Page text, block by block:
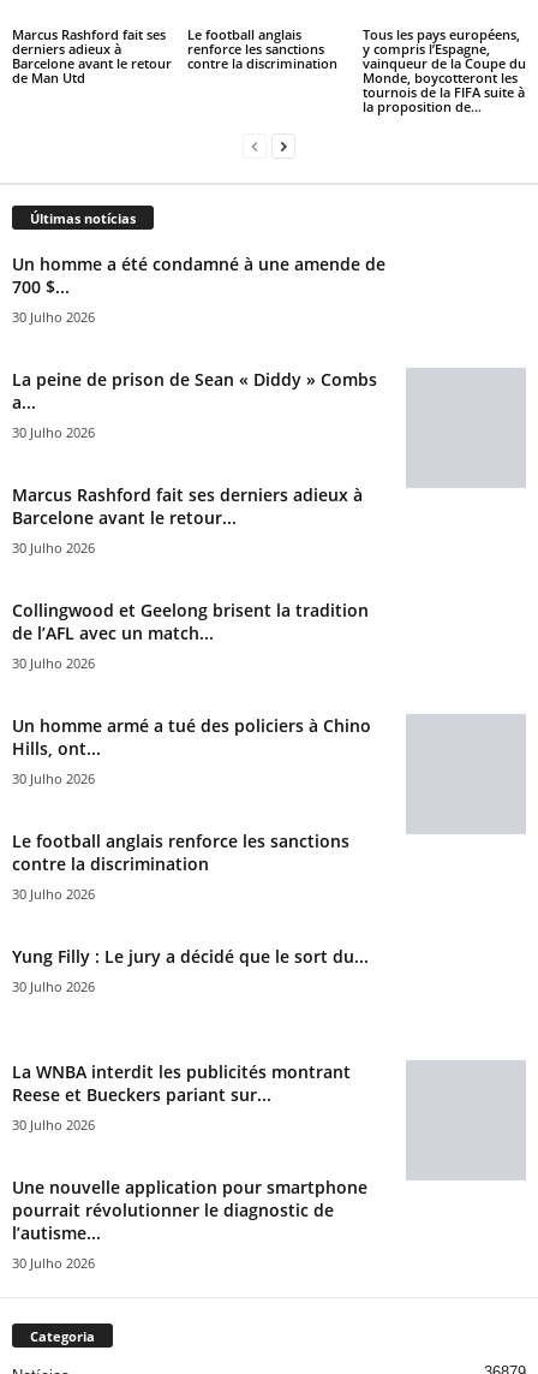
Marcus Rashford fait ses
derniers adieux à
Barcelone avant le retour
de Man Utd
Le football anglais
renforce les sanctions
contre la discrimination
Tous les pays européens,
y compris l’Espagne,
vainqueur de la Coupe du
Monde, boycotteront les
tournois de la FIFA suite à
la proposition de...
Últimas notícias
Un homme a été condamné à une amende de
700 $...
30 Julho 2026
La peine de prison de Sean « Diddy » Combs
a...
30 Julho 2026
Marcus Rashford fait ses derniers adieux à
Barcelone avant le retour...
30 Julho 2026
Collingwood et Geelong brisent la tradition
de l’AFL avec un match...
30 Julho 2026
Un homme armé a tué des policiers à Chino
Hills, ont...
30 Julho 2026
Le football anglais renforce les sanctions
contre la discrimination
30 Julho 2026
Yung Filly : Le jury a décidé que le sort du...
30 Julho 2026
La WNBA interdit les publicités montrant
Reese et Bueckers pariant sur...
30 Julho 2026
Une nouvelle application pour smartphone
pourrait révolutionner le diagnostic de
l’autisme...
30 Julho 2026
Categoria